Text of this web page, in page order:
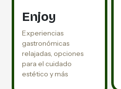
Enjoy
Experiencias
gastronómicas
relajadas, opciones
para el cuidado
estético y más